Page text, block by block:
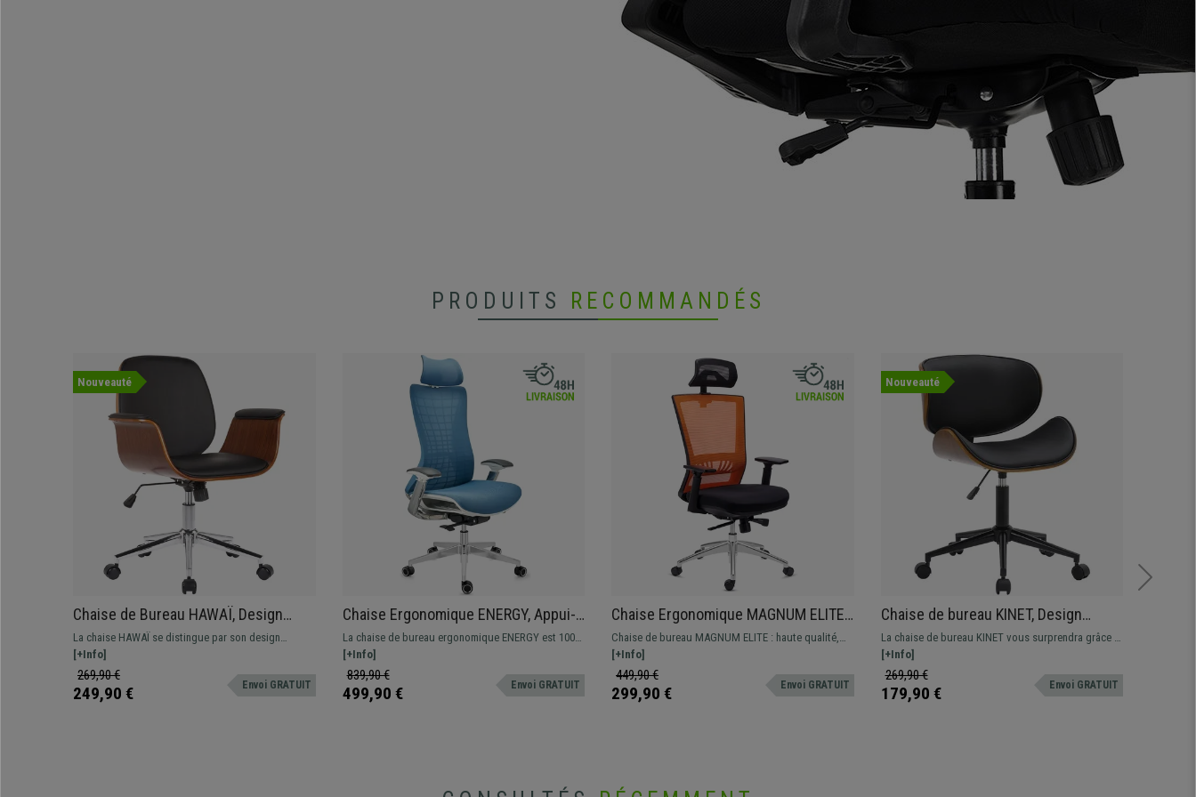
PRODUITS RECOMMANDÉS
Nouveauté
Chaise de Bureau HAWAÏ, Design
Élégant, Mécanisme Basculant, Bois
et Cuir, Noir
La chaise HAWAÏ se distingue par son design
élégant et ses matériaux de grande qualité. Très
confortable, idéale pour meubler votre bureau avec
classe.
[+Info]
269,90 €
249,90 € Envoi GRATUIT
Chaise Ergonomique ENERGY, Appui-
tête, Excellente Qualité, en Maille,
Bleu
La chaise de bureau ergonomique ENERGY est 100%
exclusive : design moderne, excellente qualité, et
confort optimal.
[+Info]
839,90 €
499,90 € Envoi GRATUIT
Chaise Ergonomique MAGNUM ELITE,
Appui-tête, Utilisation 8h, Piétement
Métallique, Support Lombaire, Orange
Chaise de bureau MAGNUM ELITE : haute qualité,
idéale pour un usage intensif. Elle combine un
design élégant à des finitions et un confort de
première classe !
[+Info]
449,90 €
299,90 € Envoi GRATUIT
Nouveauté
Chaise de bureau KINET, Design
Épuré, Structure en Bois, Cuir Noir
La chaise de bureau KINET vous surprendra grâce à
son design élégant et son confort exceptionnel.
[+Info]
269,90 €
179,90 € Envoi GRATUIT